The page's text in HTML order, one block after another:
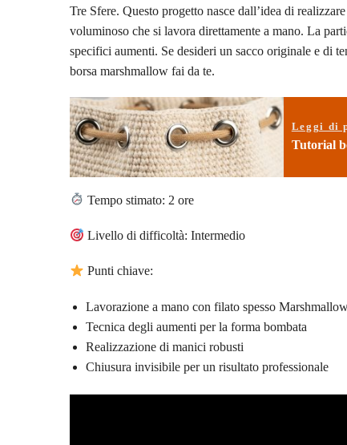
Tre Sfere. Questo progetto nasce dall’idea di
voluminoso che si lavora direttamente a mano. La
specifici aumenti. Se desideri un sacco originale e di
borsa marshmallow fai da te.
Leggi di
Tutorial
Tempo stimato: 2 ore
Livello di difficoltà: Intermedio
Punti chiave:
Lavorazione a mano con filato spesso
Tecnica degli aumenti per la forma bombata
Realizzazione di manici robusti
Chiusura invisibile per un risultato professionale